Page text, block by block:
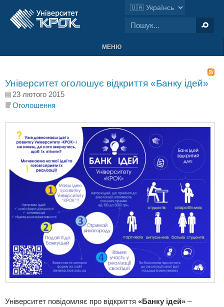
МЕНЮ
Університет оголошує відкриття «Банку ідей»
23 лютого 2015
Оголошення
Університет повідомляє про відкриття «Банку ідей» –